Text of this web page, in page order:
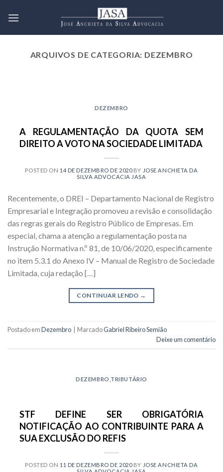
ARQUIVOS DE CATEGORIA: DEZEMBRO
PARA A CORTE ESPECIAL DO
SUPERIOR TRIBUNAL DE JUSTIÇA
10 de novembro de 2021
1.795.982/SP, iniciado junto à 4ª Turma do
CONTINUAR LENDO
DEZEMBRO
A REGULAMENTAÇÃO DA QUOTA SEM
DIREITO A VOTO NA SOCIEDADE LIMITADA
POSTED ON 14 DE DEZEMBRO DE 2020BY JOSE ANCHIETA DA
SILVA ADVOCACIA JASA
Recentemente, o DREI – Departamento Nacional de Registro
Empresarial e Integração promoveu a revisão e consolidação
das regras gerais do Registro Público de Empresas. Em
especial, chama a atenção a regulamentação posta na
Instrução Normativa n.º 81, de 10/06/2020, especificamente
no item 5.3.1 do Anexo IV – Manual de Registro de Sociedade
Limitada, cuja redação […]
CONTINUAR LENDO →
Postado emDezembro MarcadoGabriel Ribeiro Semião
Deixe um comentário
DEZEMBRO TRIBUTÁRIO
STF DEFINE SER OBRIGATÓRIA
NOTIFICAÇÃO AO CONTRIBUINTE PARA A
SUA EXCLUSÃO DO REFIS
POSTED ON 11 DE DEZEMBRO DE 2020BY JOSE ANCHIETA DA